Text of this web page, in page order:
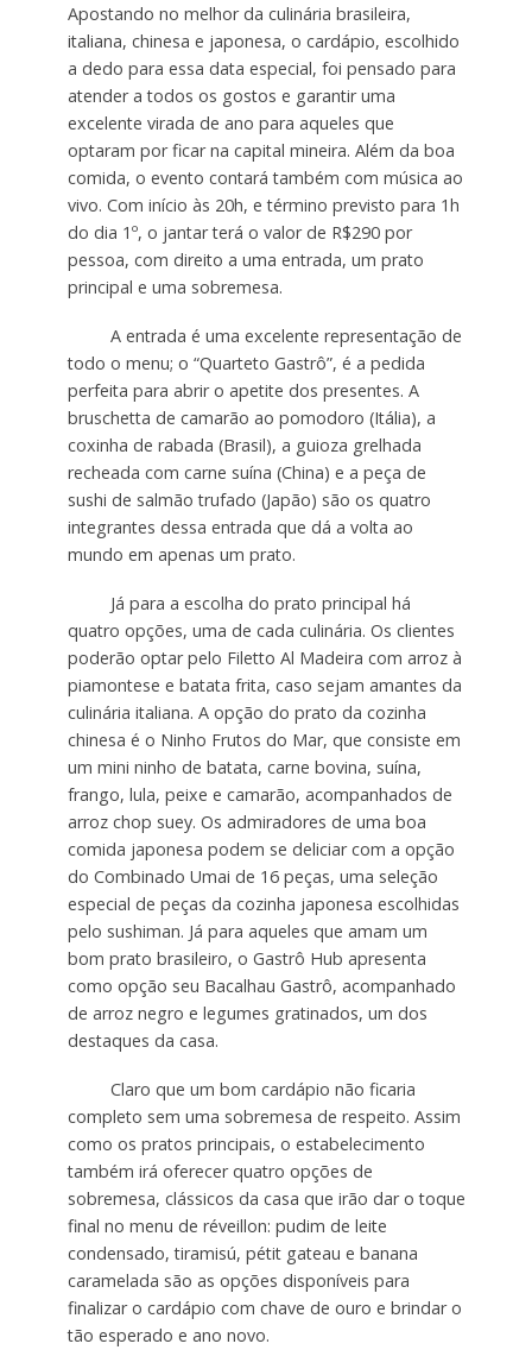
Apostando no melhor da culinária brasileira,
italiana, chinesa e japonesa, o cardápio, escolhido
a dedo para essa data especial, foi pensado para
atender a todos os gostos e garantir uma
excelente virada de ano para aqueles que
optaram por ficar na capital mineira. Além da boa
comida, o evento contará também com música ao
vivo. Com início às 20h, e término previsto para 1h
do dia 1º, o jantar terá o valor de R$290 por
pessoa, com direito a uma entrada, um prato
principal e uma sobremesa.
A entrada é uma excelente representação de
todo o menu; o “Quarteto Gastrô”, é a pedida
perfeita para abrir o apetite dos presentes. A
bruschetta de camarão ao pomodoro (Itália), a
coxinha de rabada (Brasil), a guioza grelhada
recheada com carne suína (China) e a peça de
sushi de salmão trufado (Japão) são os quatro
integrantes dessa entrada que dá a volta ao
mundo em apenas um prato.
Já para a escolha do prato principal há
quatro opções, uma de cada culinária. Os clientes
poderão optar pelo Filetto Al Madeira com arroz à
piamontese e batata frita, caso sejam amantes da
culinária italiana. A opção do prato da cozinha
chinesa é o Ninho Frutos do Mar, que consiste em
um mini ninho de batata, carne bovina, suína,
frango, lula, peixe e camarão, acompanhados de
arroz chop suey. Os admiradores de uma boa
comida japonesa podem se deliciar com a opção
do Combinado Umai de 16 peças, uma seleção
especial de peças da cozinha japonesa escolhidas
pelo sushiman. Já para aqueles que amam um
bom prato brasileiro, o Gastrô Hub apresenta
como opção seu Bacalhau Gastrô, acompanhado
de arroz negro e legumes gratinados, um dos
destaques da casa.
Claro que um bom cardápio não ficaria
completo sem uma sobremesa de respeito. Assim
como os pratos principais, o estabelecimento
também irá oferecer quatro opções de
sobremesa, clássicos da casa que irão dar o toque
final no menu de réveillon: pudim de leite
condensado, tiramisú, pétit gateau e banana
caramelada são as opções disponíveis para
finalizar o cardápio com chave de ouro e brindar o
tão esperado e ano novo.